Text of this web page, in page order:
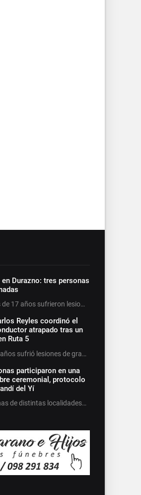
Durazno: tres personas
de 17 años sufrieron lesio…
Reyles coordinó el
atrapado tras un
Ruta 5
sufrió lesiones de gra…
participaron en una
ceremonial, protocolo
del Yí
de distintas localidades…